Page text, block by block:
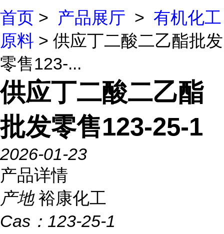
首页 > 产品展厅 > 有机化工
原料 > 供应丁二酸二乙酯批发
零售123-...
供应丁二酸二乙酯
批发零售123-25-1
2026-01-23
产品详情
产地 裕康化工
Cas： 123-25-1